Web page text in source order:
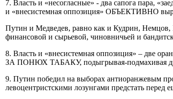
7. Власть и «несогласные» - два сапога пара,
и «внесистемная оппозиция» ОБЪЕКТИВНО
Путин и Медведев, равно как и Кудрин,
финансовой и сырьевой, чиновничьей и
8. Власть и «внесистемная оппозиция» –
ЗА ПОНЮХ ТАБАКУ, подыгрывая-подмахивая
9. Путин победил на выборах антиоранжевым
левоцентристскими лозунгами предстать перед